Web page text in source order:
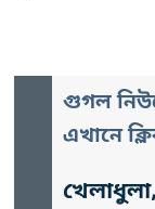
গুগল
এখানে